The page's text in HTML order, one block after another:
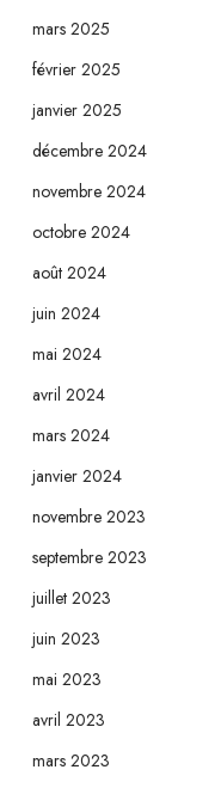
mars 2025
février 2025
janvier 2025
décembre 2024
novembre 2024
octobre 2024
août 2024
juin 2024
mai 2024
avril 2024
mars 2024
janvier 2024
novembre 2023
septembre 2023
juillet 2023
juin 2023
mai 2023
avril 2023
mars 2023